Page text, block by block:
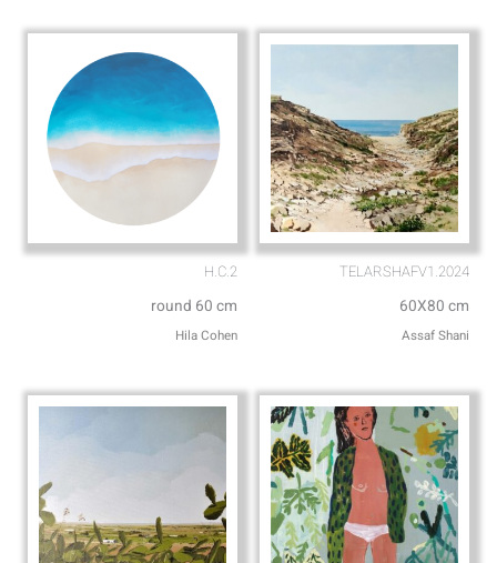
p
e
TELARSHAFV1.2024
60X80 cm
Assaf Shani
H.C.2
round 60 cm
Hila Cohen